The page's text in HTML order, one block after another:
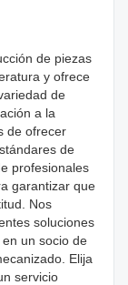
de piezas
y ofrece
de
a la
de ofrecer
de
profesionales
garantizar que
Nos
soluciones
un socio de
Elija
servicio